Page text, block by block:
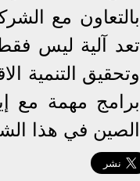
بالتعاون مع
تعد آلية ليس
وتحقيق التنمية
برامج مهمة مع
الصين في هذا